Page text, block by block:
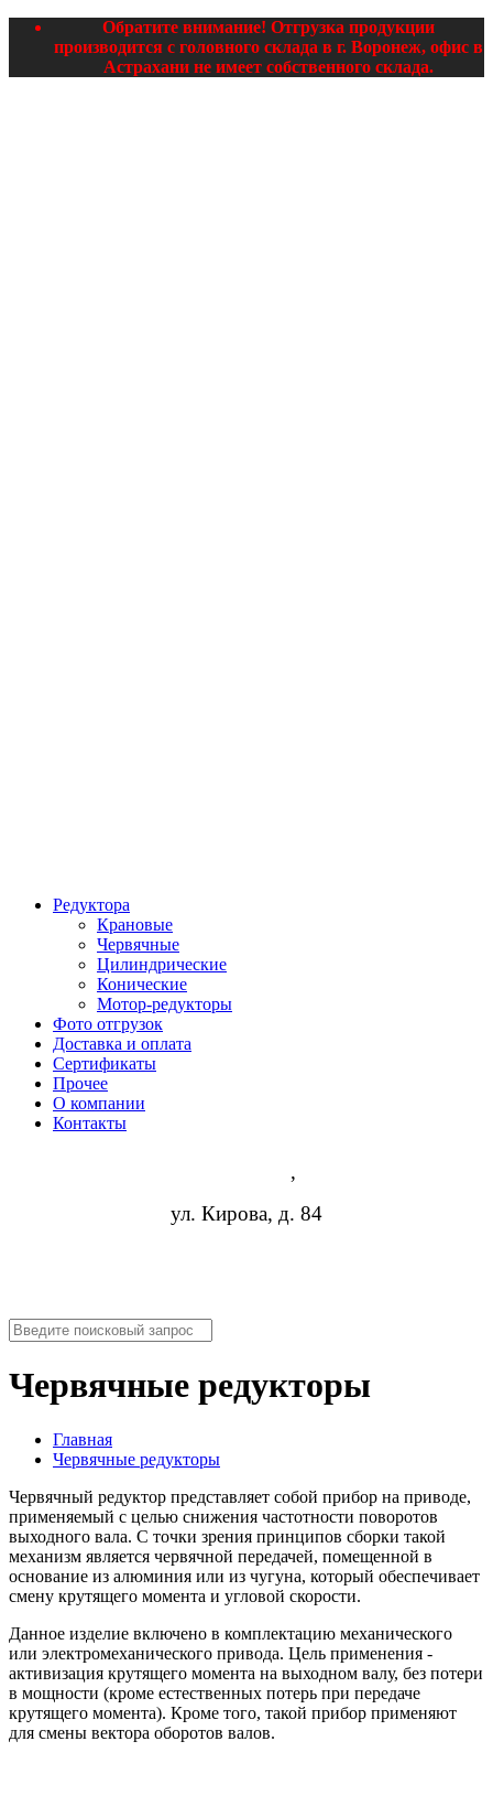
Обратите внимание! Отгрузка продукции
производится с головного склада в г. Воронеж, офис в
Астрахани не имеет собственного склада.
Редуктора
Крановые
Червячные
Цилиндрические
Конические
Мотор-редукторы
Фото отгрузок
Доставка и оплата
Сертификаты
Прочее
О компании
Контакты
,
ул. Кирова, д. 84
Червячные редукторы
Главная
Червячные редукторы
Червячный редуктор представляет собой прибор на приводе,
применяемый с целью снижения частотности поворотов
выходного вала. С точки зрения принципов сборки такой
механизм является червячной передачей, помещенной в
основание из алюминия или из чугуна, который обеспечивает
смену крутящего момента и угловой скорости.
Данное изделие включено в комплектацию механического
или электромеханического привода. Цель применения -
активизация крутящего момента на выходном валу, без потери
в мощности (кроме естественных потерь при передаче
крутящего момента). Кроме того, такой прибор применяют
для смены вектора оборотов валов.